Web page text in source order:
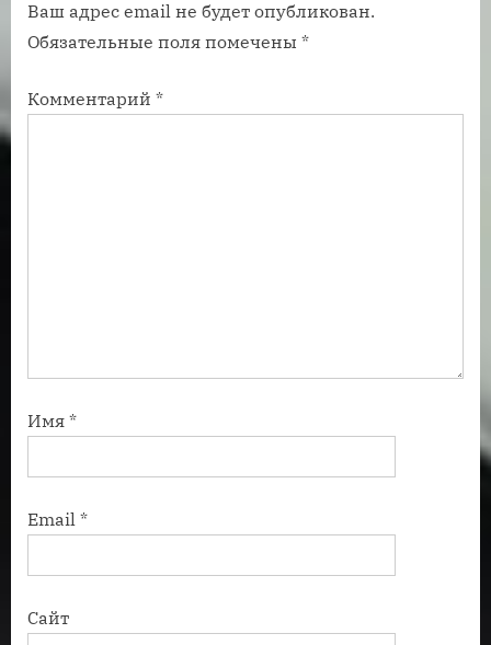
и
с
:
п
и
ь
Ваш адрес email не будет опубликован.
Обязательные поля помечены *
Комментарий *
Имя *
Email *
Сайт